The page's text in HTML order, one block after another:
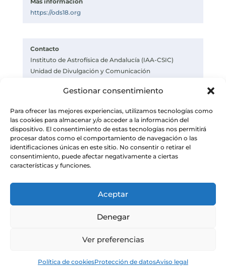
Gestionar consentimiento
Para ofrecer las mejores experiencias, utilizamos tecnologías como
las cookies para almacenar y/o acceder a la información del
dispositivo. El consentimiento de estas tecnologías nos permitirá
procesar datos como el comportamiento de navegación o las
identificaciones únicas en este sitio. No consentir o retirar el
consentimiento, puede afectar negativamente a ciertas
características y funciones.
Aceptar
Denegar
Ver preferencias
Política de cookiesProtección de datosAviso legal
https://ods18.org
Contacto
Instituto de Astrofísica de Andalucía (IAA-CSIC)
Unidad de Divulgación y Comunicación
https://www.iaa.csic.es
– CSIC. Todos los derechos reservados.